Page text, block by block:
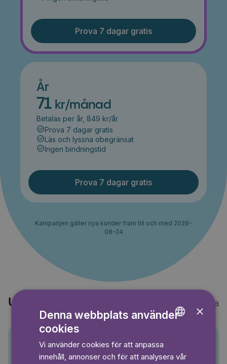
Prova 7 dagar gratis
År
71 kr/månad
Betalas per år, 849 kr/år
Prova 7 dagar gratis
Läs och lyssna obegränsat
Ingen bindningstid
Prova 7 dagar gratis
Kampanjen gäller nya kunder fram till och med 2026-
08-24
Upptäck också Visa alla
×
Denna webbplats använder
cookies
Vi använder cookies för att anpassa
innehåll, annonser och för att analysera vår